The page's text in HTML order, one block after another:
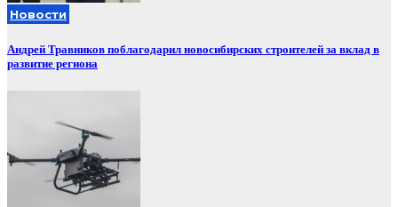
Новости
Андрей Травников поблагодарил новосибирских строителей за вклад в
развитие региона